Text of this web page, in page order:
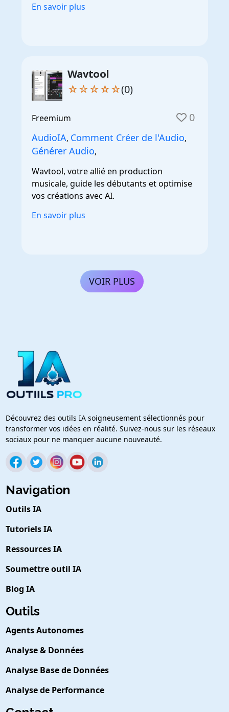
En savoir plus
Wavtool
☆☆☆☆☆(0)
Freemium 0
AudioIA, Comment Créer de l'Audio,
Générer Audio,
Wavtool, votre allié en production
musicale, guide les débutants et optimise
vos créations avec AI.
En savoir plus
VOIR PLUS
Découvrez des outils IA soigneusement sélectionnés pour
transformer vos idées en réalité. Suivez-nous sur les réseaux
sociaux pour ne manquer aucune nouveauté.
Navigation
Outils IA
Tutoriels IA
Ressources IA
Soumettre outil IA
Blog IA
Outils
Agents Autonomes
Analyse & Données
Analyse Base de Données
Analyse de Performance